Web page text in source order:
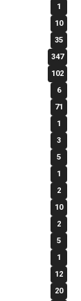
1
10
35
347
102
6
71
1
3
5
1
2
10
2
5
1
12
20